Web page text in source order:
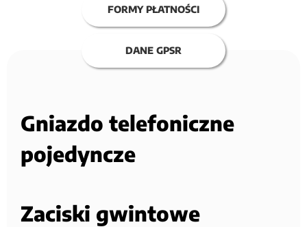
FORMY PŁATNOŚCI
DANE GPSR
Gniazdo telefoniczne
pojedyncze
Zaciski gwintowe